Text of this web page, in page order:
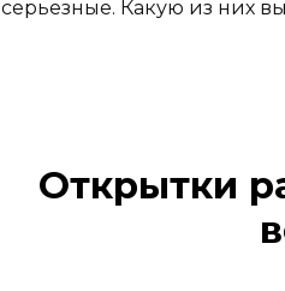
серьезные. Какую из них
Открытки